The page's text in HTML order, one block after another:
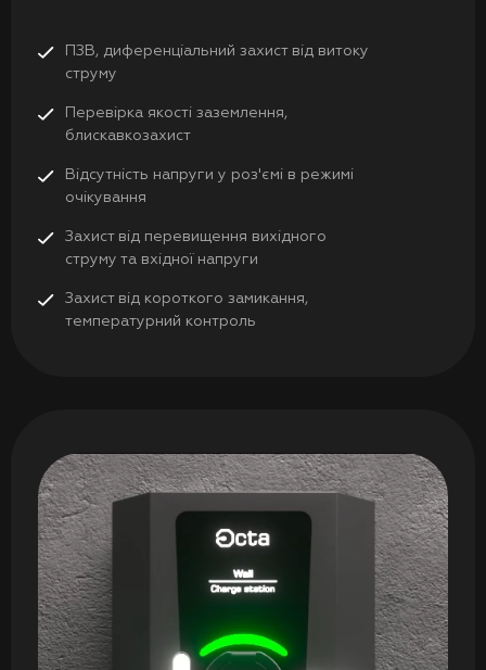
ПЗВ, диференціальний захист від витоку
струму
Перевірка якості заземлення,
блискавкозахист
Відсутність напруги у роз'ємі в режимі
очікування
Захист від перевищення вихідного
струму та вхідної напруги
Захист від короткого замикання,
температурний контроль